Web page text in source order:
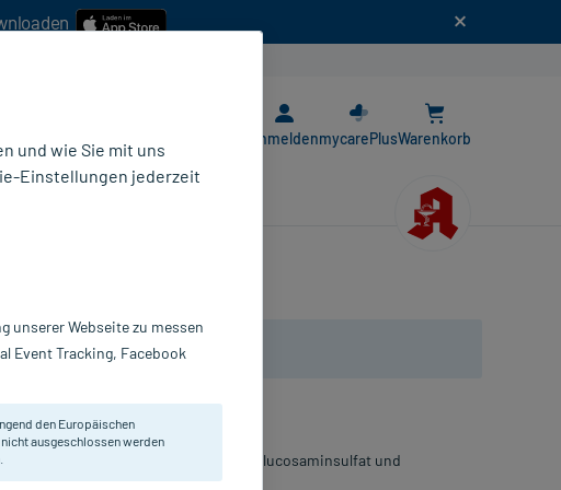
AnmeldenmycarePlusWarenkorb
mit Vitamin C, Zink, Kupfer, Selen, Glucosaminsulfat und
und wie Sie mit uns
Einstellungen jederzeit
unserer Webseite zu messen
Event Tracking, Facebook
den Europäischen
nicht ausgeschlossen werden